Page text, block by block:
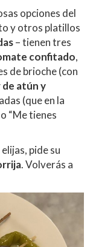
opciones del
y otros platillos
– tienen tres
confitado,
de brioche (con
atún y
(que en la
“Me tienes
pide su
. Volverás a